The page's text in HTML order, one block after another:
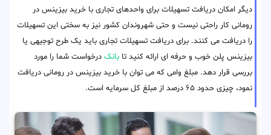
دیگر امکان دریافت تسهیلات برای واحدهای تجاری با خرید بیزینس در
رومانی کار راحتی نیست و حتی شهروندان کشور نیز به سختی این تسهیلات
را دریافت می کنند. برای دریافت تسهیلات تجاری باید یک طرح توجیهی یا
بیزینس پلن خوب و حرفه ای ارائه کنید تا بانک درخواست شما را مورد
بررسی قرار دهد. مبلغ وامی که می توان با خرید بیزینس در رومانی دریافت
نمود، چیزی حدود ۶۵ درصد از مبلغ کل سرمایه است.